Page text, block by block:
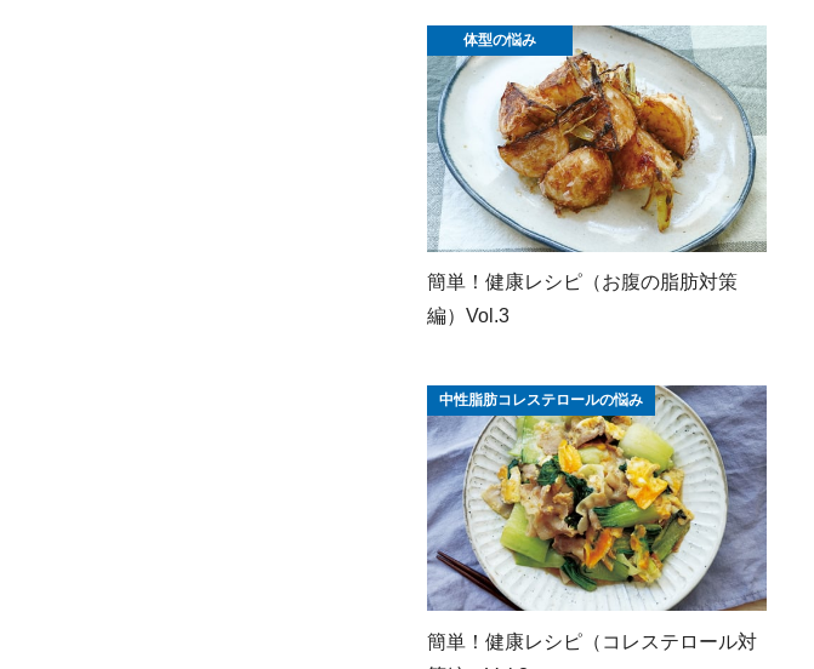
体型の悩み
簡単！健康レシピ（お腹の脂肪対策
編）Vol.3
中性脂肪コレステロールの悩み
簡単！健康レシピ（コレステロール対